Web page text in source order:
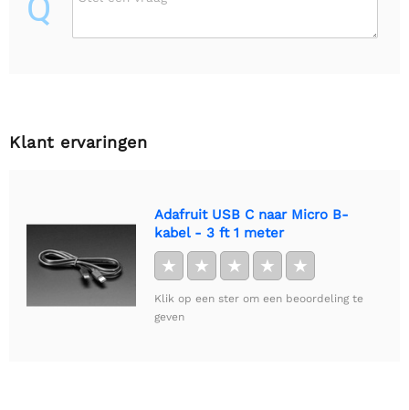
Q
Klant ervaringen
Adafruit USB C naar Micro B-
kabel - 3 ft 1 meter
★ ★ ★ ★ ★
Klik op een ster om een beoordeling te
geven